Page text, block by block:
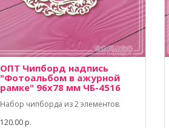
ОПТ Чипборд надпись
"Фотоальбом в ажурной
рамке" 96х78 мм ЧБ-4516
Набор чипборда из 2 элементов.
120.00 р.